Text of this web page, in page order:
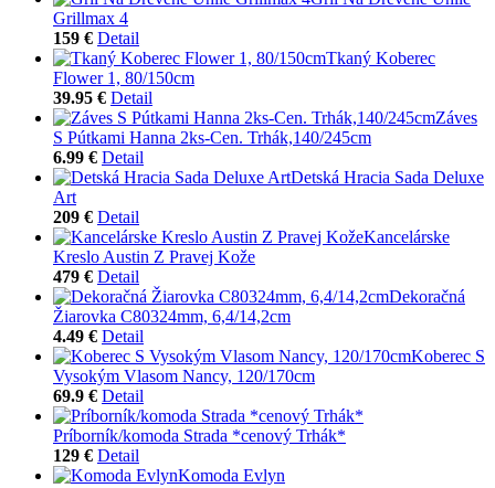
Grillmax 4
159 € Detail
Tkaný Koberec
Flower 1, 80/150cm
39.95 € Detail
Záves
S Pútkami Hanna 2ks-Cen. Trhák,140/245cm
6.99 € Detail
Detská Hracia Sada Deluxe
Art
209 € Detail
Kancelárske
Kreslo Austin Z Pravej Kože
479 € Detail
Dekoračná
Žiarovka C80324mm, 6,4/14,2cm
4.49 € Detail
Koberec S
Vysokým Vlasom Nancy, 120/170cm
69.9 € Detail
Príborník/komoda Strada *cenový Trhák*
129 € Detail
Komoda Evlyn